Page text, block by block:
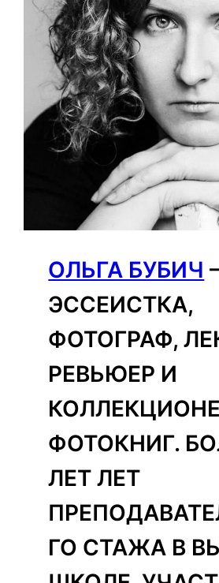
ОЛЬГА БУБИЧ
ЭССЕИСТКА,
ФОТОГРАФ,
РЕВЬЮЕР И
ФОТОКНИГ.
ЛЕТ ЛЕТ
ГО СТАЖА В